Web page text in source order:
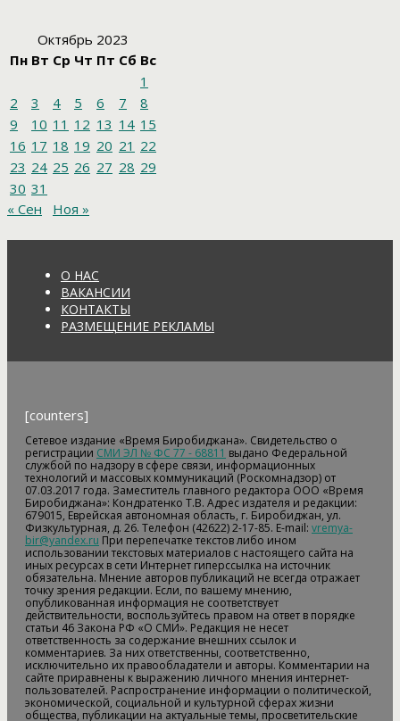
Октябрь 2023
Пн Вт Ср Чт Пт Сб Вс
1
2
3 4 5 6 7
8
9
10 11 12 13 14 15
16 17 18 19 20 21 22
23 24 25 26 27 28 29
30 31
« Сен
Ноя »
О НАС
ВАКАНСИИ
КОНТАКТЫ
РАЗМЕЩЕНИЕ РЕКЛАМЫ
[counters]
Сетевое издание «Время Биробиджана». Свидетельство о
регистрации СМИ ЭЛ № ФС 77 - 68811 выдано Федеральной
службой по надзору в сфере связи, информационных
технологий и массовых коммуникаций (Роскомнадзор) от
07.03.2017 года. Заместитель главного редактора ООО «Время
Биробиджана»: Кондратенко Т.В. Адрес издателя и редакции:
679015, Еврейская автономная область, г. Биробиджан, ул.
Физкультурная, д. 26. Телефон (42622) 2-17-85. E-mail: vremya-
bir@yandex.ru При перепечатке текстов либо ином
использовании текстовых материалов с настоящего сайта на
иных ресурсах в сети Интернет гиперссылка на источник
обязательна. Мнение авторов публикаций не всегда отражает
точку зрения редакции. Если, по вашему мнению,
опубликованная информация не соответствует
действительности, воспользуйтесь правом на ответ в порядке
статьи 46 Закона РФ «О СМИ». Редакция не несет
ответственность за содержание внешних ссылок и
комментариев. За них ответственны, соответственно,
исключительно их правообладатели и авторы. Комментарии на
сайте приравнены к выражению личного мнения интернет-
пользователей. Распространение информации о политической,
экономической, социальной и культурной сферах жизни
общества, публикации на актуальные темы, просветительские